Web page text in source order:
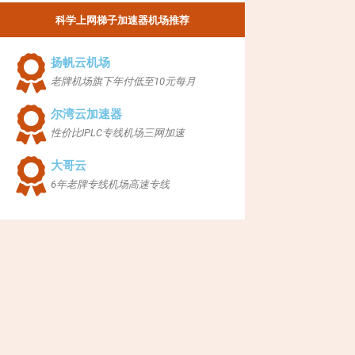
科学上网梯子加速器机场推荐
扬帆云机场
老牌机场旗下年付低至10元每月
尔湾云加速器
性价比IPLC专线机场三网加速
大哥云
6年老牌专线机场高速专线